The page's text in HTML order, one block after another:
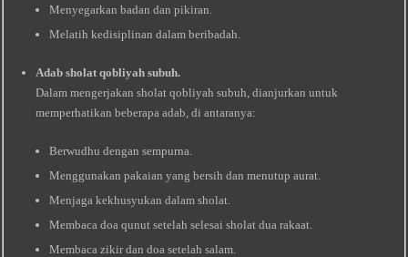
Menyegarkan badan dan pikiran.
Melatih kedisiplinan dalam beribadah.
Adab sholat qobliyah subuh.
Dalam mengerjakan sholat qobliyah subuh, dianjurkan untuk
memperhatikan beberapa adab, di antaranya:
Berwudhu dengan sempurna.
Menggunakan pakaian yang bersih dan menutup aurat.
Menjaga kekhusyukan dalam sholat.
Membaca doa qunut setelah selesai sholat dua rakaat.
Membaca zikir dan doa setelah salam.